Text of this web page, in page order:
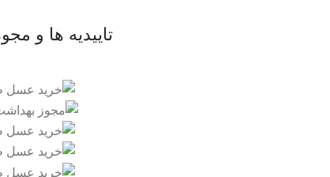
تاییدیه ها و